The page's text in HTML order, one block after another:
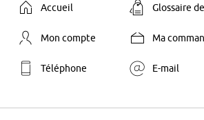
Accueil Glossaire
Mon compte Ma
Téléphone E-mail